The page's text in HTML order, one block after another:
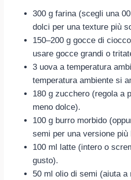
300 g farina (scegli una
dolci per una texture più
150–200 g gocce di
usare gocce grandi o
3 uova a temperatura
temperatura ambiente si
180 g zucchero (regola a
meno dolce).
100 g burro morbido
semi per una versione più
100 ml latte (intero o
gusto).
50 ml olio di semi (aiuta a